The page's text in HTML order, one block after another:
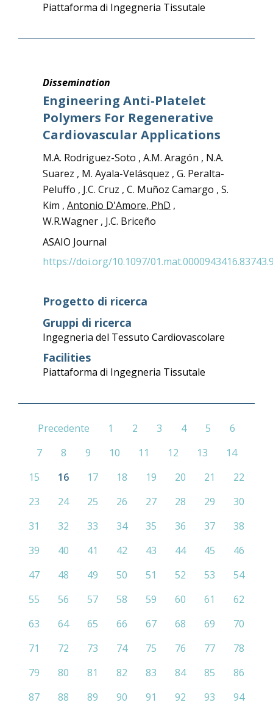
Piattaforma di Ingegneria Tissutale
Dissemination
Engineering Anti-Platelet
Polymers For Regenerative
Cardiovascular Applications
M.A. Rodriguez-Soto , A.M. Aragón , N.A.
Suarez , M. Ayala-Velásquez , G. Peralta-
Peluffo , J.C. Cruz , C. Muñoz Camargo , S.
Kim , Antonio D'Amore, PhD ,
W.R.Wagner , J.C. Briceño
ASAIO Journal
https://doi.org/10.1097/
Progetto di ricerca
Gruppi di ricerca
Ingegneria del Tessuto Cardiovascolare
Facilities
Piattaforma di Ingegneria Tissutale
Precedente 1 2 3 4 5
6
7
8 9 10 11 12 13
14
15
16 17 18 19 20 21
22
23
24 25 26 27 28 29
30
31
32 33 34 35 36 37
38
39
40 41 42 43 44 45
46
47
48 49 50 51 52 53
54
55
56 57 58 59 60 61
62
63
64 65 66 67 68 69
70
71
72 73 74 75 76 77
78
79
80 81 82 83 84 85
86
87
88 89 90 91 92 93
94